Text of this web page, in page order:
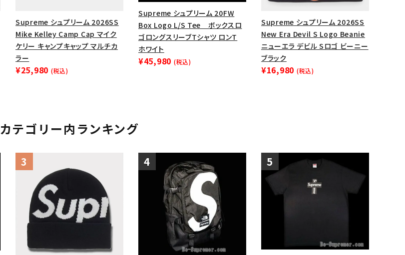
パーカー・クルーネック
ショルダー・ウエストバッグ
ボックスロゴ
ブラックスウェット
在庫のない商品を表示する
絞り込んで検索する
Supreme シュプリーム 2026SS
Mike Kelley Camp Cap マイク
ケリー キャンプキャップ マルチカ
ラー
¥25,980 (税込)
Supreme シュプリーム 20FW
Box Logo L/S Tee ボックスロ
ゴロングスリーブTシャツ ロンT
ホワイト
¥45,980 (税込)
Supreme シュプリーム 2026SS
New Era Devil S Logo Beanie
ニューエラ デビル Sロゴ ビーニー
ブラック
¥16,980 (税込)
カテゴリー内ランキング